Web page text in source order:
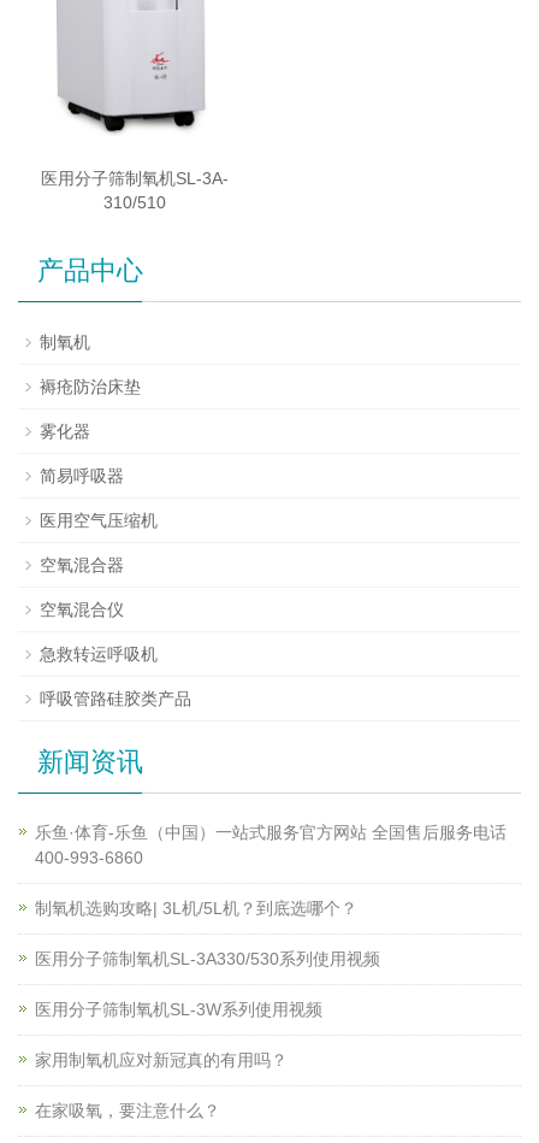
医用分子筛制氧机SL-3A-
310/510
产品中心
制氧机
褥疮防治床垫
雾化器
简易呼吸器
医用空气压缩机
空氧混合器
空氧混合仪
急救转运呼吸机
呼吸管路硅胶类产品
新闻资讯
乐鱼·体育-乐鱼（中国）一站式服务官方网站 全国售后服务电话
400-993-6860
制氧机选购攻略| 3L机/5L机？到底选哪个？
医用分子筛制氧机SL-3A330/530系列使用视频
医用分子筛制氧机SL-3W系列使用视频
家用制氧机应对新冠真的有用吗？
在家吸氧，要注意什么？